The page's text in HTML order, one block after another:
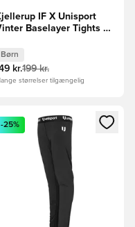
IF X Unisport
Baselayer Tights -
Børn
kr.199 kr.
størrelser tilgængelig
tilmelde dig som
en Modal til at logge
-25%